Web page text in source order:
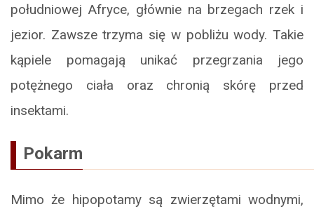
południowej Afryce, głównie na brzegach rzek i
jezior. Zawsze trzyma się w pobliżu wody. Takie
kąpiele pomagają unikać przegrzania jego
potężnego ciała oraz chronią skórę przed
insektami.
Pokarm
Mimo że hipopotamy są zwierzętami wodnymi,